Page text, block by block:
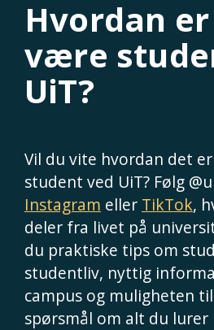
Hvordan
være
UiT?
Vil du vite hvordan det
student ved UiT? Følg
Instagram eller TikTok,
deler fra livet på
du praktiske tips om
studentliv, nyttig
campus og muligheten
spørsmål om alt du lurer